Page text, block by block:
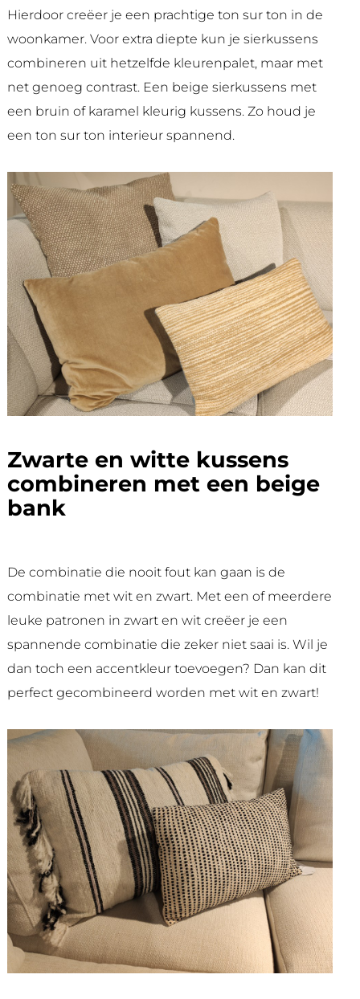
Hierdoor creëer je een prachtige ton sur ton in de
woonkamer. Voor extra diepte kun je sierkussens
combineren uit hetzelfde kleurenpalet, maar met
net genoeg contrast. Een beige sierkussens met
een bruin of karamel kleurig kussens. Zo houd je
een ton sur ton interieur spannend.
Zwarte en witte kussens
combineren met een beige
bank
De combinatie die nooit fout kan gaan is de
combinatie met wit en zwart. Met een of meerdere
leuke patronen in zwart en wit creëer je een
spannende combinatie die zeker niet saai is. Wil je
dan toch een accentkleur toevoegen? Dan kan dit
perfect gecombineerd worden met wit en zwart!